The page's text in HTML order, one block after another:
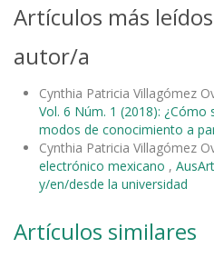
Artículos más
autor/a
Cynthia Patricia Villagómez
Vol. 6 Núm. 1 (2018): ¿Cómo
modos de conocimiento a
Cynthia Patricia Villagómez
electrónico mexicano ,
y/en/desde la universidad
Artículos similares